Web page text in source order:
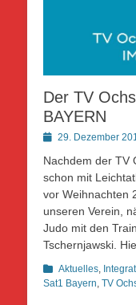
Der TV
BAYERN
Posted29. Dezember
Nachdem der TV
schon mit
vor Weihnachten
unseren Verein,
Judo mit den
Tschernjawski.
Kategorien
Aktuelles,
Sat1 Bayern, TV